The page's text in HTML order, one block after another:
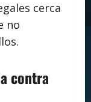
cerca
no
contra